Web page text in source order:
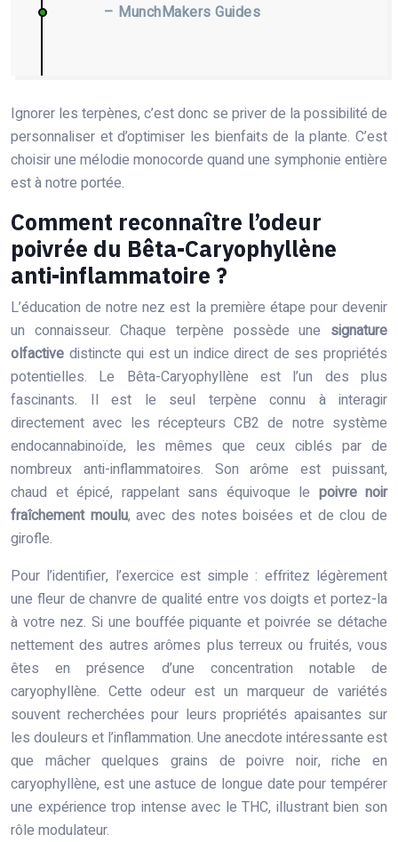
– MunchMakers Guides
Ignorer les terpènes, c’est donc se priver de la possibilité de
personnaliser et d’optimiser les bienfaits de la plante. C’est
choisir une mélodie monocorde quand une symphonie entière
est à notre portée.
Comment reconnaître l’odeur
poivrée du Bêta-Caryophyllène
anti-inflammatoire ?
L’éducation de notre nez est la première étape pour devenir
un connaisseur. Chaque terpène possède une signature
olfactive distincte qui est un indice direct de ses propriétés
potentielles. Le Bêta-Caryophyllène est l’un des plus
fascinants. Il est le seul terpène connu à interagir
directement avec les récepteurs CB2 de notre système
endocannabinoïde, les mêmes que ceux ciblés par de
nombreux anti-inflammatoires. Son arôme est puissant,
chaud et épicé, rappelant sans équivoque le poivre noir
fraîchement moulu, avec des notes boisées et de clou de
girofle.
Pour l’identifier, l’exercice est simple : effritez légèrement
une fleur de chanvre de qualité entre vos doigts et portez-la
à votre nez. Si une bouffée piquante et poivrée se détache
nettement des autres arômes plus terreux ou fruités, vous
êtes en présence d’une concentration notable de
caryophyllène. Cette odeur est un marqueur de variétés
souvent recherchées pour leurs propriétés apaisantes sur
les douleurs et l’inflammation. Une anecdote intéressante est
que mâcher quelques grains de poivre noir, riche en
caryophyllène, est une astuce de longue date pour tempérer
une expérience trop intense avec le THC, illustrant bien son
rôle modulateur.